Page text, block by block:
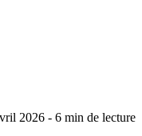
2026 - 6 min de lecture